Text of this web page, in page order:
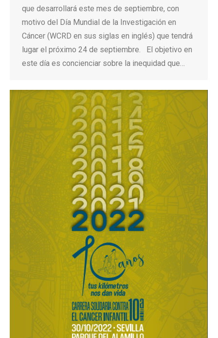
que desarrollará este mes de septiembre, con
motivo del Día Mundial de la Investigación en
Cáncer (WCRD en sus siglas en inglés) que tendrá
lugar el próximo 24 de septiembre. El objetivo en
este día es concienciar sobre la inequidad que…